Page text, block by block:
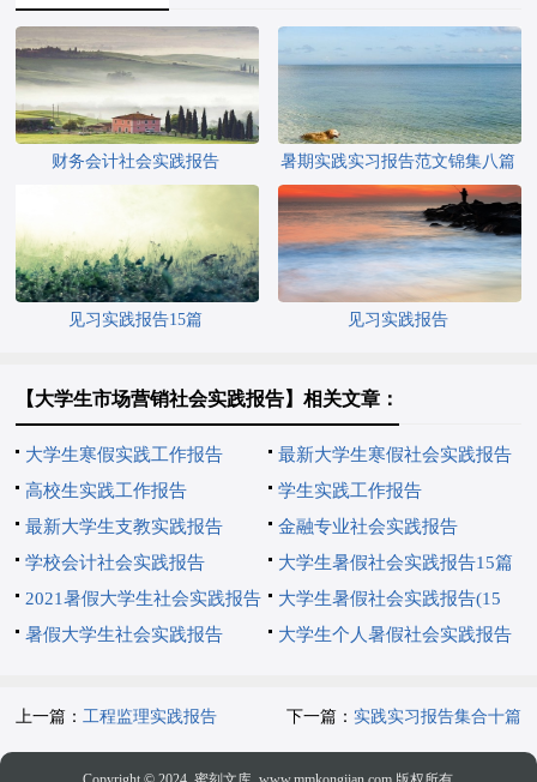
财务会计社会实践报告 暑期实践实习报告范文锦集八篇
见习实践报告15篇 见习实践报告
【大学生市场营销社会实践报告】相关文章：
大学生寒假实践工作报告
最新大学生寒假社会实践报告
高校生实践工作报告
学生实践工作报告
最新大学生支教实践报告
金融专业社会实践报告
学校会计社会实践报告
大学生暑假社会实践报告15篇
2021暑假大学生社会实践报告
大学生暑假社会实践报告(15
篇)
暑假大学生社会实践报告 大学生个人暑假社会实践报告
上一篇：工程监理实践报告 下一篇： 实践实习报告集合十篇